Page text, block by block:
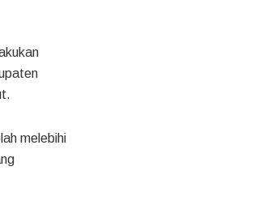
melebihi